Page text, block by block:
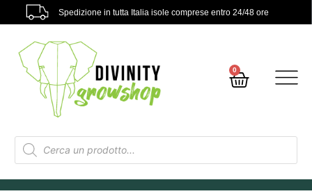
Spedizione in tutta Italia isole comprese entro 24/48 ore
0